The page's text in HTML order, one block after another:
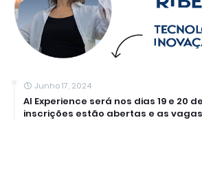
Junho 17, 2024
AI Experience será nos dias 19 e 20
inscrições estão abertas e as